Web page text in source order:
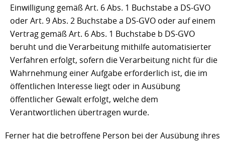
Einwilligung gemäß Art. 6 Abs. 1 Buchstabe a DS-GVO
oder Art. 9 Abs. 2 Buchstabe a DS-GVO oder auf einem
Vertrag gemäß Art. 6 Abs. 1 Buchstabe b DS-GVO
beruht und die Verarbeitung mithilfe automatisierter
Verfahren erfolgt, sofern die Verarbeitung nicht für die
Wahrnehmung einer Aufgabe erforderlich ist, die im
öffentlichen Interesse liegt oder in Ausübung
öffentlicher Gewalt erfolgt, welche dem
Verantwortlichen übertragen wurde.
Ferner hat die betroffene Person bei der Ausübung ihres